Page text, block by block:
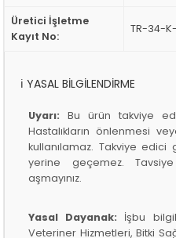
Üretici İşletme
Kayıt No:
TR-34-K-
ℹ️ YASAL BİLGİLENDİRME
Uyarı: Bu ürün takviye
Hastalıkların önlenmesi
kullanılamaz. Takviye
yerine geçemez.
aşmayınız.
Yasal Dayanak: İşbu
Veteriner Hizmetleri, Bitki